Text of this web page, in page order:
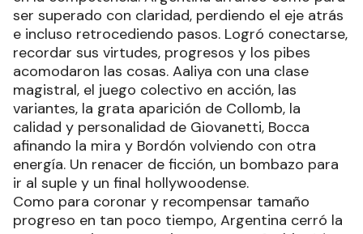
ser superado con claridad, perdiendo el eje atrás
e incluso retrocediendo pasos. Logró conectarse,
recordar sus virtudes, progresos y los pibes
acomodaron las cosas. Aaliya con una clase
magistral, el juego colectivo en acción, las
variantes, la grata aparición de Collomb, la
calidad y personalidad de Giovanetti, Bocca
afinando la mira y Bordón volviendo con otra
energía. Un renacer de ficción, un bombazo para
ir al suple y un final hollywoodense.
Como para coronar y recompensar tamaño
progreso en tan poco tiempo, Argentina cerró la